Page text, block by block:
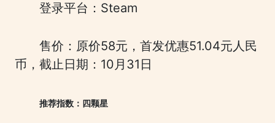
登录平台：Steam
售价：原价58元，首发优惠51.04元人民
币，截止日期：10月31日
推荐指数：四颗星